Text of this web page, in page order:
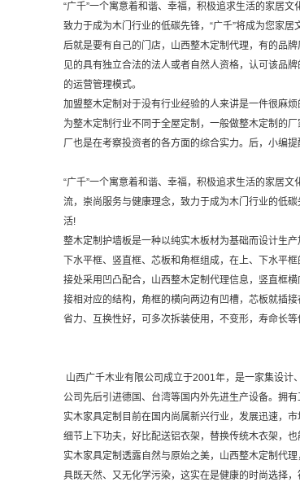
“广千”一个寓意着和谐、幸福，积极追求生活的家居
致力于成为木门行业的低碳先锋，“广千”将成为您家
后就是要有自己的门店，山西整木定制代理，有的品
见的具有独立合法的法人或者自然人资格，认可该品
的运营管理模式。
加盟整木定制对于没有行业经验的人来讲是一件很麻
为整木定制行业不同于全屋定制，一般做整木定制的
厂也是在考察投资者的各方面的综合实力。后，小编提
“广千”一个寓意着和谐、幸福，积极追求生活的家居
流，崇尚服务与健康理念，致力于成为木门行业的低
活!
整木定制护墙板是一种以纯实木板材为基础而设计生
下水平框、竖直框、芯板和角框组成，在上、下水平
接处采用凹凸配合，山西整木定制代理信息，竖直框
接相对应的结构，角框的横向两边有凹槽，芯板就插
省力、互换性好，可多次拆装使用，不变形，寿命长等
山西广千木业有限公司成立于2001年，是一家集设计
公司先后引进德国、台湾等国内外先进生产设备。拥
实木家具定制目前在国内尚属新兴行业，发展迅速，
细节上下功夫，好比配送铝衣架，替换传统木衣架，
实木家具定制透露自然与原始之美，山西整木定制代
具既天然、又无化学污染，这实在是健康的时尚选择